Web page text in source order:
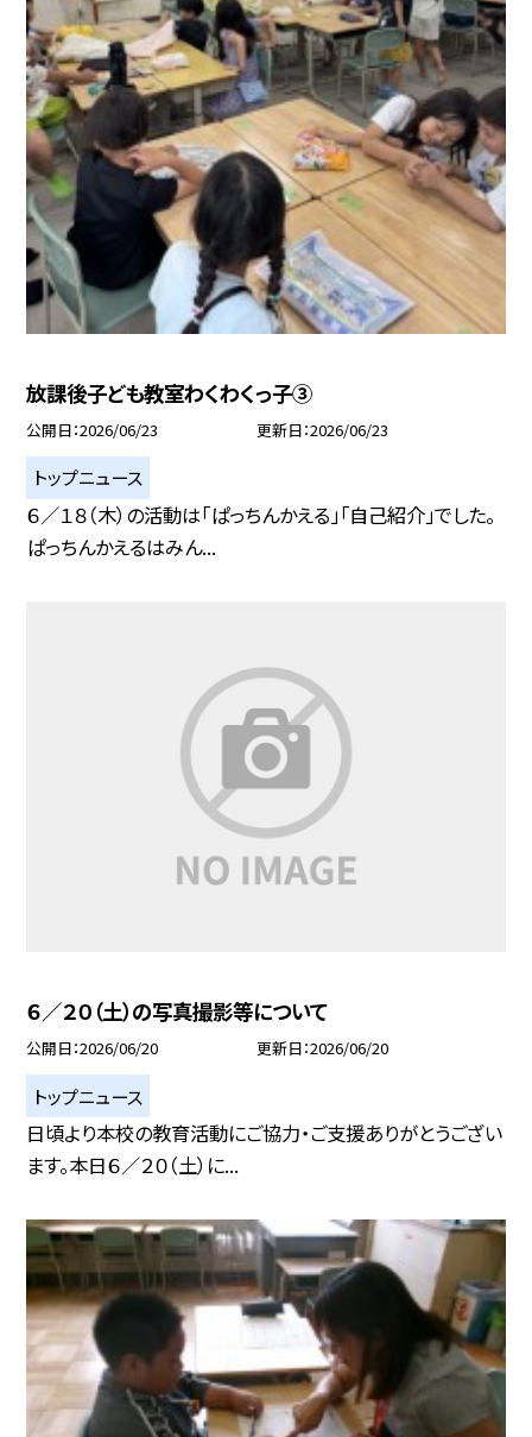
放課後子ども教室わくわくっ子③
公開日 2026/06/23 更新日 2026/06/23
トップニュース
６／１８（木）の活動は「ぱっちんかえる」「自己紹介」でした。
ぱっちんかえるはみん...
６／２０（土）の写真撮影等について
公開日 2026/06/20 更新日 2026/06/20
トップニュース
日頃より本校の教育活動にご協力・ご支援ありがとうござい
ます。本日６／２０（土）に...